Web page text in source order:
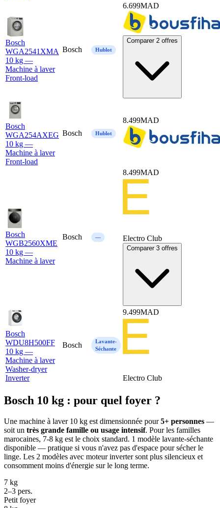
Bosch
WGA2541XMA
10 kg —
Machine à laver
Front-load
Bosch Hublot
6.699MAD
Comparer 2 offres
Bosch
WGA254AXEG
10 kg —
Machine à laver
Front-load
Bosch Hublot
8.499MAD
Bosch
WGB2560XME
10 kg —
Machine à laver
Bosch —
8.499MAD
Electro Club
Comparer 3 offres
Bosch
WDU8H500FF
10 kg —
Machine à laver
Washer-dryer
Inverter
Bosch
Lavante-
Séchante
9.499MAD
Electro Club
Bosch 10 kg : pour quel foyer ?
Une machine à laver 10 kg est dimensionnée pour5+ personnes —
soit un très grande famille ou usage intensif. Pour les familles
marocaines, 7-8 kg est le choix standard. 1 modèle lavante-séchante
disponible — pratique si vous n'avez pas d'espace pour sécher le
linge. Les 2 modèles avec moteur inverter sont plus silencieux et
consomment moins d'énergie sur le long terme.
7 kg
2–3 pers.
Petit foyer